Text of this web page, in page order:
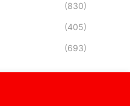
(830)
(405)
(693)